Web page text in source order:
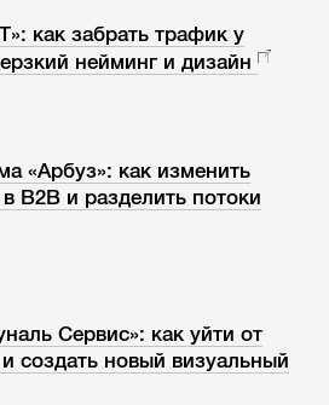
как забрать трафик у
нейминг и дизайн
«Арбуз»: как изменить
B2B и разделить потоки
Сервис»: как уйти от
создать новый визуальный